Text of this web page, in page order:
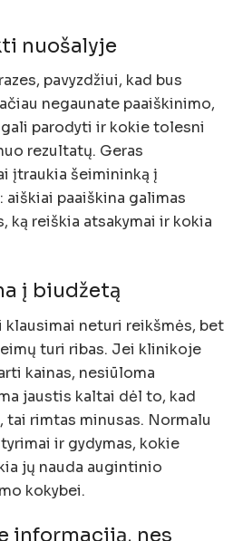
nuošalyje
pavyzdžiui, kad bus
negaunate paaiškinimo,
parodyti ir kokie tolesni
rezultatų. Geras
įtraukia šeimininką į
paaiškina galimas
ką reiškia atsakymai ir kokia
į biudžetą
klausimai neturi reikšmės, bet
turi ribas. Jei klinikoje
kainas, nesiūloma
jaustis kaltai dėl to, kad
rimtas minusas. Normalu
ir gydymas, kokie
jų nauda augintinio
kokybei.
informaciją, nes